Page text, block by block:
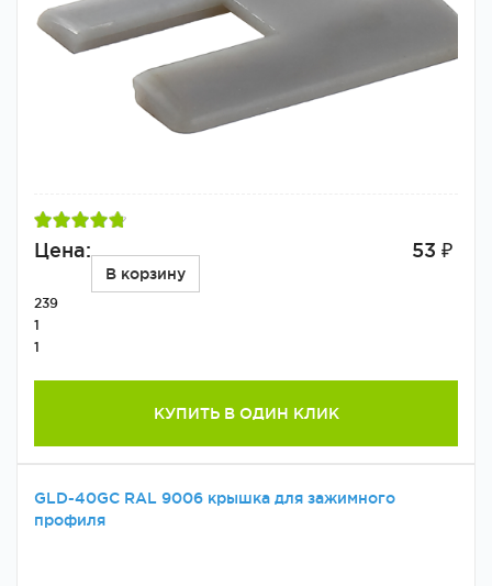
Цена: 53 ₽
В корзину
239
1
1
КУПИТЬ В ОДИН КЛИК
GLD-40GC RAL 9006 крышка для зажимного
профиля